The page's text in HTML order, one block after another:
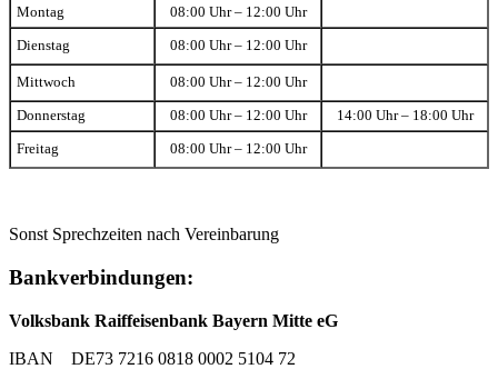
Montag 08:00 Uhr – 12:00 Uhr
Dienstag 08:00 Uhr – 12:00 Uhr
Mittwoch 08:00 Uhr – 12:00 Uhr
Donnerstag 08:00 Uhr – 12:00 Uhr 14:00 Uhr – 18:00 Uhr
Freitag 08:00 Uhr – 12:00 Uhr
Sonst Sprechzeiten nach Vereinbarung
Bankverbindungen:
Volksbank Raiffeisenbank Bayern Mitte eG
IBAN DE73 7216 0818 0002 5104 72